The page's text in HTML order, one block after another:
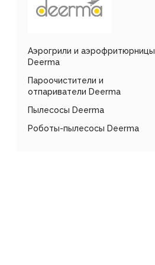
Аэрогрили и аэрофритюрницы
Deerma
Пароочистители и
отпариватели Deerma
Пылесосы Deerma
Роботы-пылесосы Deerma